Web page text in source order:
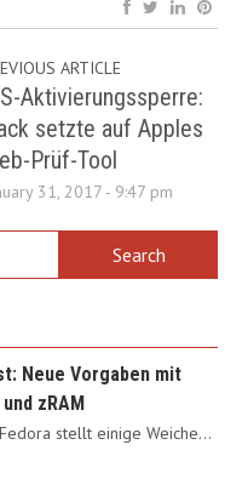
ARTICLE
Aktivierungssperre:
setzte auf Apples
Prüf-Tool
31, 2017 - 9:47 pm
Neue Vorgaben mit
zRAM
[ad_1] Die Linux-Distribution Fedora stellt einige Weichen neu:…